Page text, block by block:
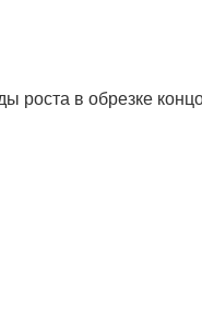
роста в обрезке